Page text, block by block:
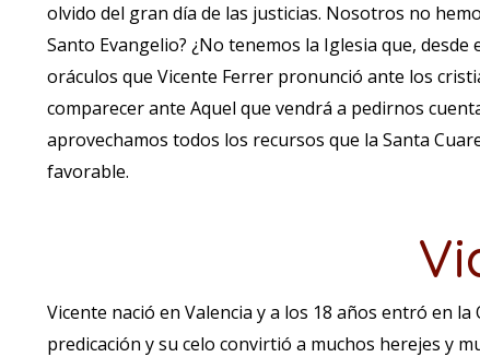
olvido del gran día de las justicias. Nosotros no
Santo Evangelio? ¿No tenemos la Iglesia que,
oráculos que Vicente Ferrer pronunció ante los
comparecer ante Aquel que vendrá a pedirnos
aprovechamos todos los recursos que la Santa
favorable.
Vicente nació en Valencia y a los 18 años entró en
predicación y su celo convirtió a muchos herejes y